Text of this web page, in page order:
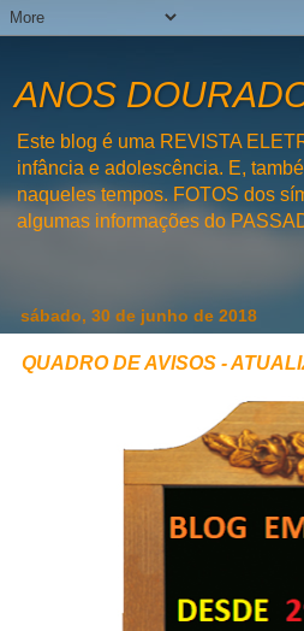
ANOS
Este blog é uma REVISTA
infância e adolescência. E,
naqueles tempos. FOTOS dos
algumas informações do
sábado, 30 de junho de 2018
QUADRO DE AVISOS -